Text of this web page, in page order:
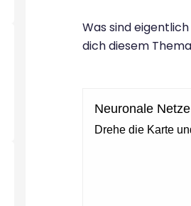
Was sind
dich diesem